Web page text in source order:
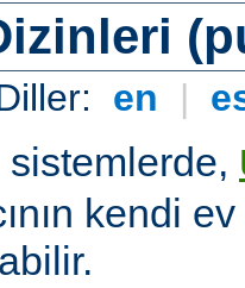
en |
sistemlerde,
kendi